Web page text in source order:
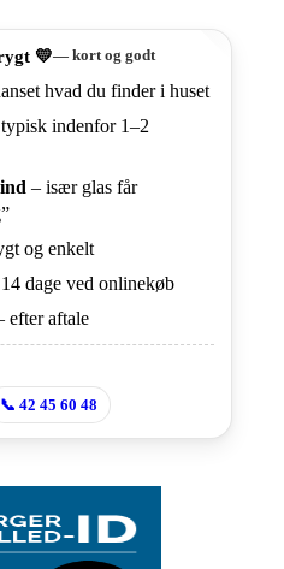
💛— kort og godt
hvad du finder i huset
indenfor 1–2
– især glas får
og enkelt
dage ved onlinekøb
efter aftale
📞 42 45 60 48